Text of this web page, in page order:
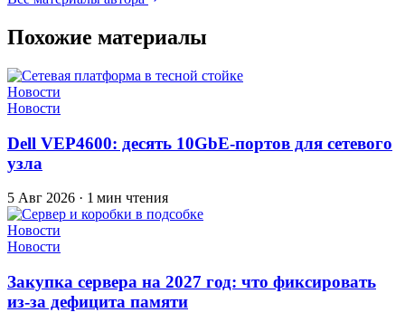
Похожие материалы
Новости
Новости
Dell VEP4600: десять 10GbE-портов для сетевого
узла
5 Авг 2026 · 1 мин чтения
Новости
Новости
Закупка сервера на 2027 год: что фиксировать
из-за дефицита памяти